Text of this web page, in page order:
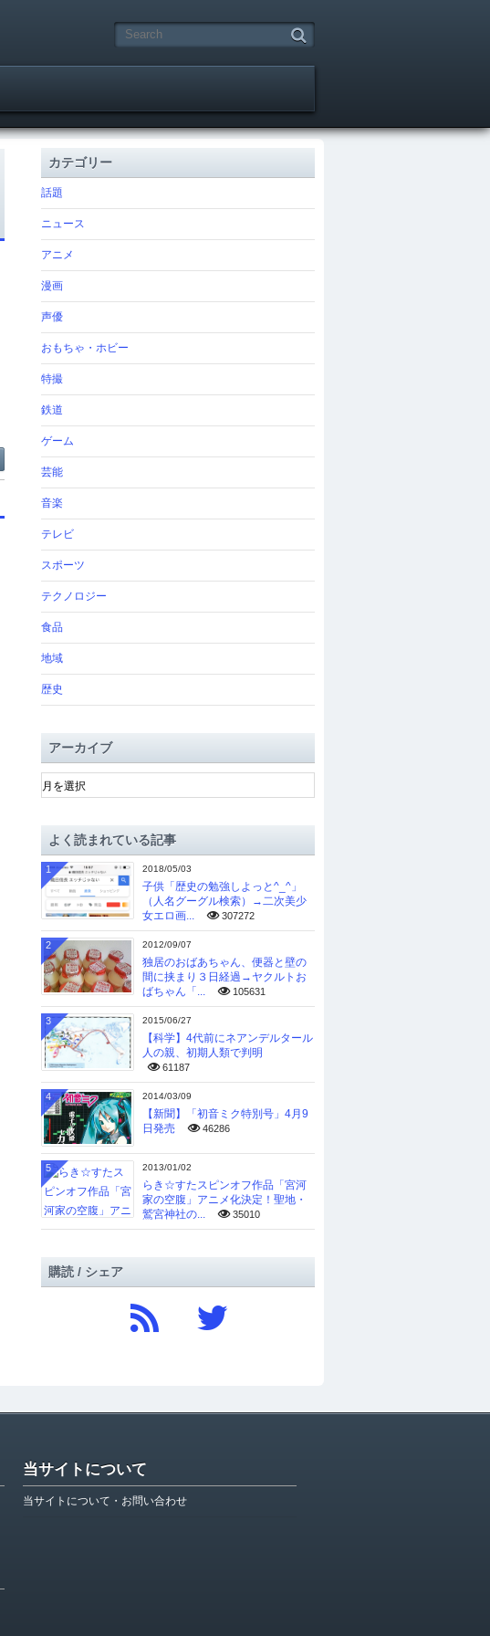
カテゴリー
話題
ニュース
アニメ
漫画
声優
おもちゃ・ホビー
特撮
鉄道
ゲーム
芸能
音楽
テレビ
スポーツ
テクノロジー
食品
地域
歴史
アーカイブ
ア
ー
ブよく読まれている記事
2018/05/03
子供「歴史の勉強しよっと^_^」
（人名グーグル検索）→二次美少
女エロ画...
307272
1
2012/09/07
独居のおばあちゃん、便器と壁の
間に挟まり３日経過→ヤクルトお
ばちゃん「...
105631
2
2015/06/27
【科学】4代前にネアンデルタール
人の親、初期人類で判明
61187
3
2014/03/09
【新聞】「初音ミク特別号」4月9
日発売
46286
4
2013/01/02
らき☆すたスピンオフ作品「宮河
家の空腹」アニメ化決定！聖地・
鷲宮神社の...
35010
5
購読 / シェア
当サイトについて
当サイトについて・お問い合わせ